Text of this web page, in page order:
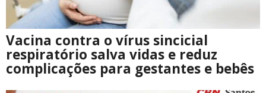
Vacina contra o vírus sincicial
respiratório salva vidas e reduz
complicações para gestantes e bebês